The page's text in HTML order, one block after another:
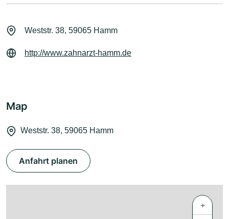
Weststr. 38, 59065 Hamm
http://www.zahnarzt-hamm.de
Map
Weststr. 38, 59065 Hamm
Anfahrt planen
+